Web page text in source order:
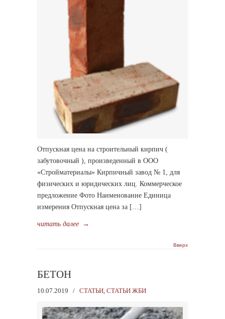
Отпускная цена на строительный кирпич (
забутовочный ), произведенный в ООО
«Стройматериалы» Кирпичный завод № 1, для
физических и юридических лиц. Коммерческое
предложение Фото Наименование Единица
измерения Отпускная цена за […]
читать далее →
Вверх
БЕТОН
10.07.2019 / СТАТЬИ, СТАТЬИ ЖБИ